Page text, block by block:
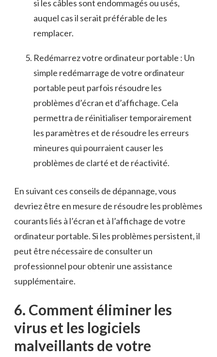
si les câbles sont endommagés ou usés,⁤
auquel cas il serait ‌préférable de les
remplacer.
Redémarrez votre ordinateur portable : Un
simple ⁢redémarrage de votre ‌ordinateur
portable peut parfois résoudre les
problèmes d’écran et d’affichage. Cela
permettra⁣ de réinitialiser temporairement
les paramètres et de résoudre les erreurs
mineures ​qui pourraient causer les
problèmes de clarté ⁣et de réactivité.
En suivant ces ​conseils de dépannage, vous⁣
devriez être en mesure de résoudre les problèmes​
courants liés à l’écran et à l’affichage de⁢ votre
ordinateur portable. Si les ‍problèmes persistent, il
peut être nécessaire de consulter un
professionnel pour obtenir une assistance
supplémentaire.
6. Comment éliminer les
virus et les ‍logiciels
malveillants de votre